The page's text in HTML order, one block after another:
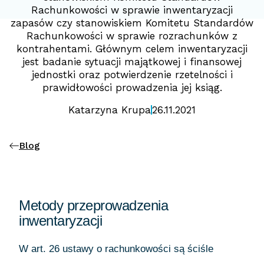
Rachunkowości w sprawie inwentaryzacji
zapasów czy stanowiskiem Komitetu Standardów
Rachunkowości w sprawie rozrachunków z
kontrahentami. Głównym celem inwentaryzacji
jest badanie sytuacji majątkowej i finansowej
jednostki oraz potwierdzenie rzetelności i
prawidłowości prowadzenia jej ksiąg.
Katarzyna Krupa26.11.2021
Blog
Metody przeprowadzenia
inwentaryzacji
W art. 26 ustawy o rachunkowości są ściśle